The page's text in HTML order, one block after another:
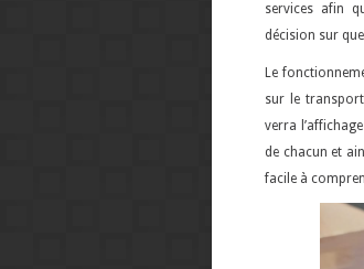
services afin
décision sur
Le
sur le
verra
de chacun et
facile à